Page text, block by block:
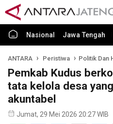
Nasional Jawa Tengah
ANTARA Peristiwa Politik Dan
Pemkab Kudus
tata kelola desa
akuntabel
Jumat, 29 Mei 2026 20:27 WIB